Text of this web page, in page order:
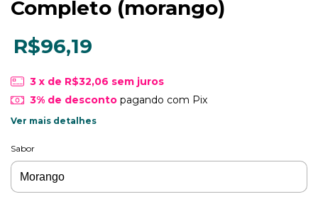
Completo (morango)
R$96,19
3 x de R$32,06 sem juros
3% de descontopagando com Pix
Ver mais detalhes
Sabor